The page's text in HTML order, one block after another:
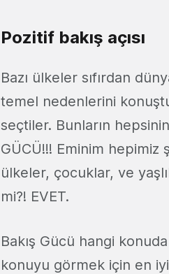
Pozitif bakış açısı
Bazı ülkeler sıfırdan
temel nedenlerini
seçtiler. Bunların
GÜCÜ!!! Eminim
ülkeler, çocuklar, ve
mi?! EVET.
Bakış Gücü hangi
konuyu görmek için en